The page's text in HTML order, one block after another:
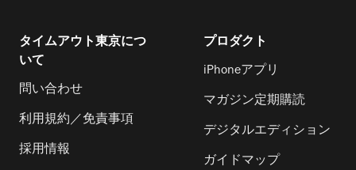
タイムアウト東京につ
いて
問い合わせ
利用規約／免責事項
採用情報
プロダクト
iPhoneアプリ
マガジン定期購読
デジタルエディション
ガイドマップ